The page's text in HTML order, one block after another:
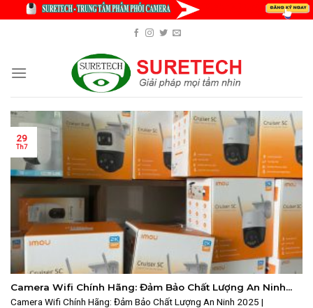
Camera Wifi Chính Hãng: Đảm Bảo Chất Lượng An Ninh
2025 | SURETECH
Camera Wifi Chính Hãng: Đảm Bảo Chất Lượng An Ninh 2025 |
29
Th7